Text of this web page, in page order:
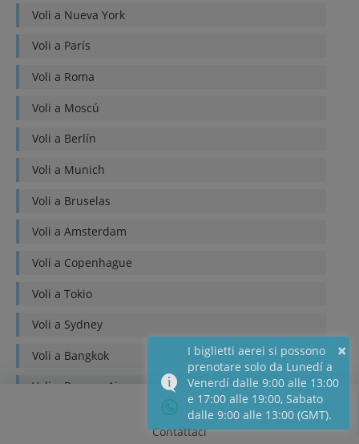
Voli a Nueva York
Voli a París
Voli a Roma
Voli a Moscú
Voli a Berlín
Voli a Munich
Voli a Bruselas
Voli a Amsterdam
Voli a Copenhague
Voli a Tokio
Voli a Sydney
Voli a Bangkok
Voli a Buenos Aires
Contattaci
×
I biglietti aerei si possono
prenotare solo da Lunedí a
Venerdí dalle 9:00 alle 13:00
e 17:00 alle 19:00, Sabato
dalle 9:00 alle 13:00 (GMT).